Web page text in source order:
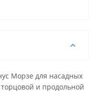
Морзе для насадных
и продольной